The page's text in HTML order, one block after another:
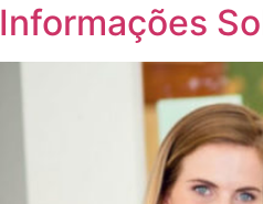
Informações